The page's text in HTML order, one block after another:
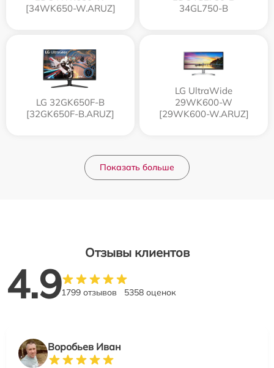
[34WK650-W.ARUZ]
34GL750-B
LG 32GK650F-B
[32GK650F-B.ARUZ]
LG UltraWide
29WK600-W
[29WK600-W.ARUZ]
Показать больше
Отзывы клиентов
4.91799 отзывов 5358 оценок
Воробьев Иван